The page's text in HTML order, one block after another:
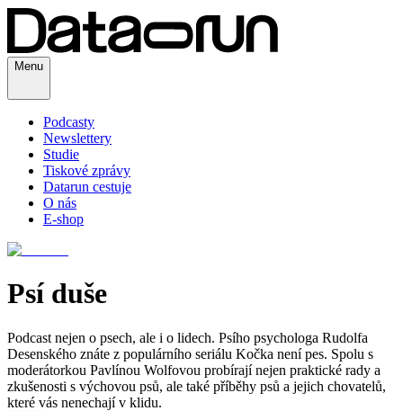
Menu
Podcasty
Newslettery
Studie
Tiskové zprávy
Datarun cestuje
O nás
E-shop
Psí duše
Podcast nejen o psech, ale i o lidech. Psího psychologa Rudolfa
Desenského znáte z populárního seriálu Kočka není pes. Spolu s
moderátorkou Pavlínou Wolfovou probírají nejen praktické rady a
zkušenosti s výchovou psů, ale také příběhy psů a jejich chovatelů,
které vás nenechají v klidu.